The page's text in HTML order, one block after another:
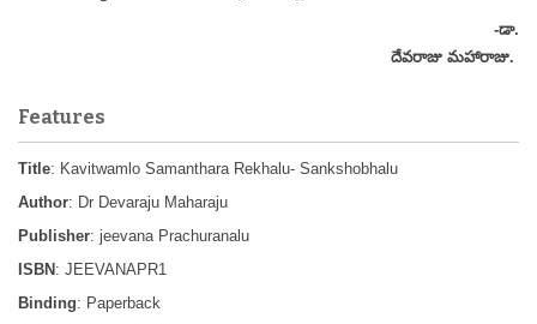
-డా.
దేవరాజు మహారాజు.
Features
Title: Kavitwamlo Samanthara Rekhalu- Sankshobhalu
Author: Dr Devaraju Maharaju
Publisher: jeevana Prachuranalu
ISBN : JEEVANAPR1
Binding: Paperback